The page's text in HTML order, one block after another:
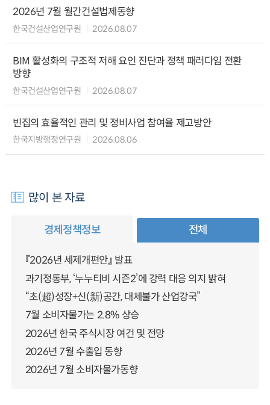
2026년 7월 월간건설법제동향
한국건설산업연구원 2026.08.07
BIM 활성화의 구조적 저해 요인 진단과 정책 패러다임 전환
방향
한국건설산업연구원 2026.08.07
빈집의 효율적인 관리 및 정비사업 참여율 제고방안
한국지방행정연구원 2026.08.06
많이 본 자료
경제정책정보 전체
『2026년 세제개편안』 발표
과기정통부, ‘누누티비 시즌2’에 강력 대응 의지 밝혀
“초(超)성장+신(新)공간, 대체불가 산업강국”
7월 소비자물가는 2.8% 상승
2026년 한국 주식시장 여건 및 전망
2026년 7월 수출입 동향
2026년 7월 소비자물가동향